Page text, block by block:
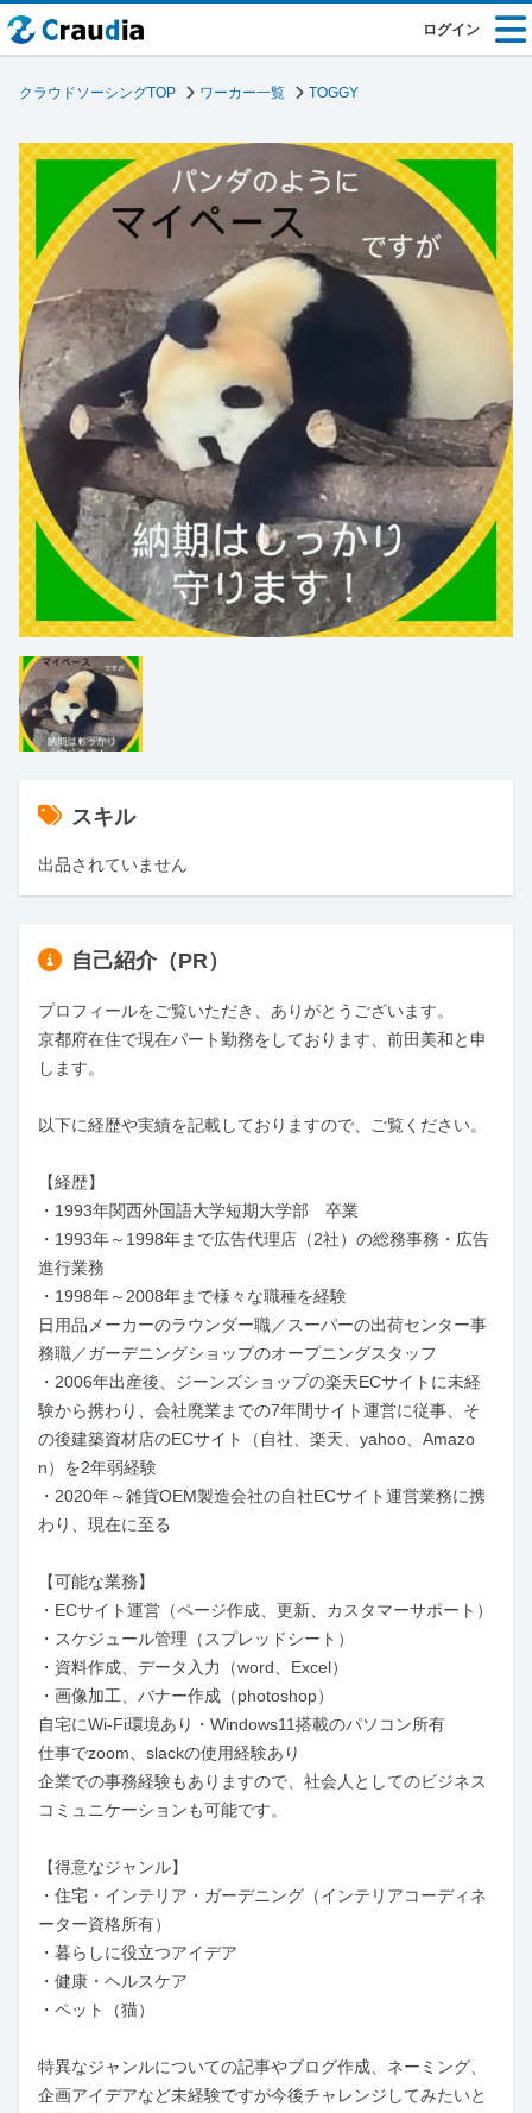
ログイン
クラウドソーシングTOP ワーカー一覧 TOGGY
スキル
出品されていません
自己紹介（PR）
プロフィールをご覧いただき、ありがとうございます。
京都府在住で現在パート勤務をしております、前田美和と申
します。
以下に経歴や実績を記載しておりますので、ご覧ください。
【経歴】
・1993年関西外国語大学短期大学部　卒業
・1993年～1998年まで広告代理店（2社）の総務事務・広告
進行業務
・1998年～2008年まで様々な職種を経験
⽇⽤品メーカーのラウンダー職／スーパーの出荷センター事
務職／ガーデニングショップのオープニングスタッフ
・2006年出産後、ジーンズショップの楽天ECサイトに未経
験から携わり、会社廃業までの7年間サイト運営に従事、そ
の後建築資材店のECサイト（⾃社、楽天、yahoo、Amazo
n）を2年弱経験
・2020年～雑貨OEM製造会社の自社ECサイト運営業務に携
わり、現在に至る
【可能な業務】
・ECサイト運営（ページ作成、更新、カスタマーサポート）
・スケジュール管理（スプレッドシート）
・資料作成、データ入力（word、Excel）
・画像加工、バナー作成（photoshop）
自宅にWi-Fi環境あり・Windows11搭載のパソコン所有
仕事でzoom、slackの使用経験あり
企業での事務経験もありますので、社会人としてのビジネス
コミュニケーションも可能です。
【得意なジャンル】
・住宅・インテリア・ガーデニング（インテリアコーディネ
ーター資格所有）
・暮らしに役立つアイデア
・健康・ヘルスケア
・ペット（猫）
特異なジャンルについての記事やブログ作成、ネーミング、
企画アイデアなど未経験ですが今後チャレンジしてみたいと